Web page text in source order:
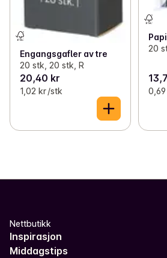
Engangsgafler av tre
20 stk, 20 stk, R
20,40 kr
1,02 kr /stk
20
Nettbutikk
Inspirasjon
Middagstips